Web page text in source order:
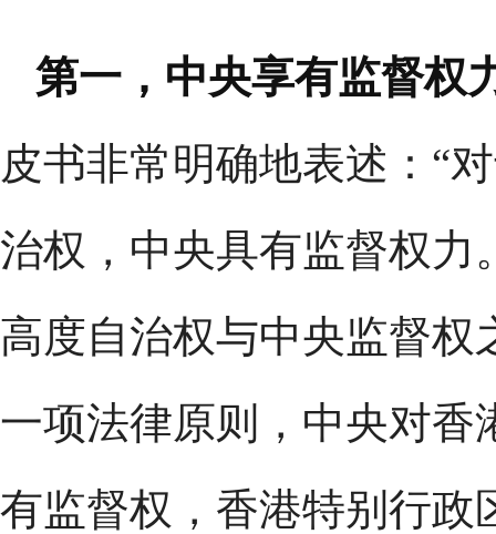
第一，中央享有监督权
皮书非常明确地表述：“
治权，中央具有监督权力
高度自治权与中央监督权
一项法律原则，中央对香
有监督权，香港特别行政